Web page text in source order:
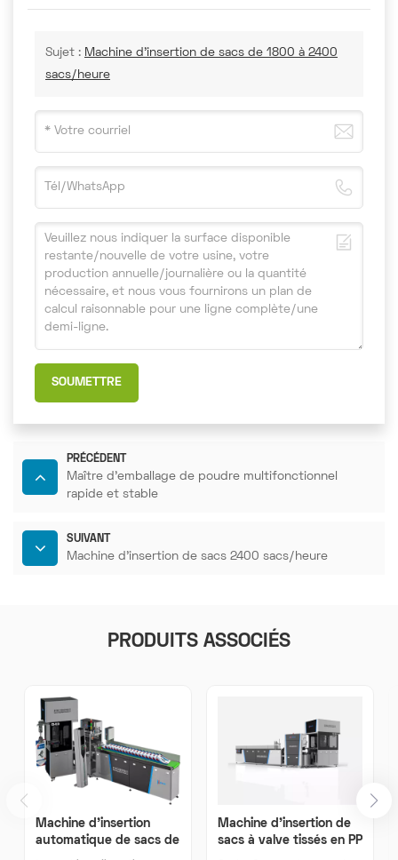
Sujet : Machine d'insertion de sacs de 1800 à 2400
sacs/heure
SOUMETTRE
PRÉCÉDENT
Maître d'emballage de poudre multifonctionnel
rapide et stable
SUIVANT
Machine d'insertion de sacs 2400 sacs/heure
PRODUITS ASSOCIÉS
Machine d'insertion
automatique de sacs de
Machine d'insertion de
sacs à valve tissés en PP